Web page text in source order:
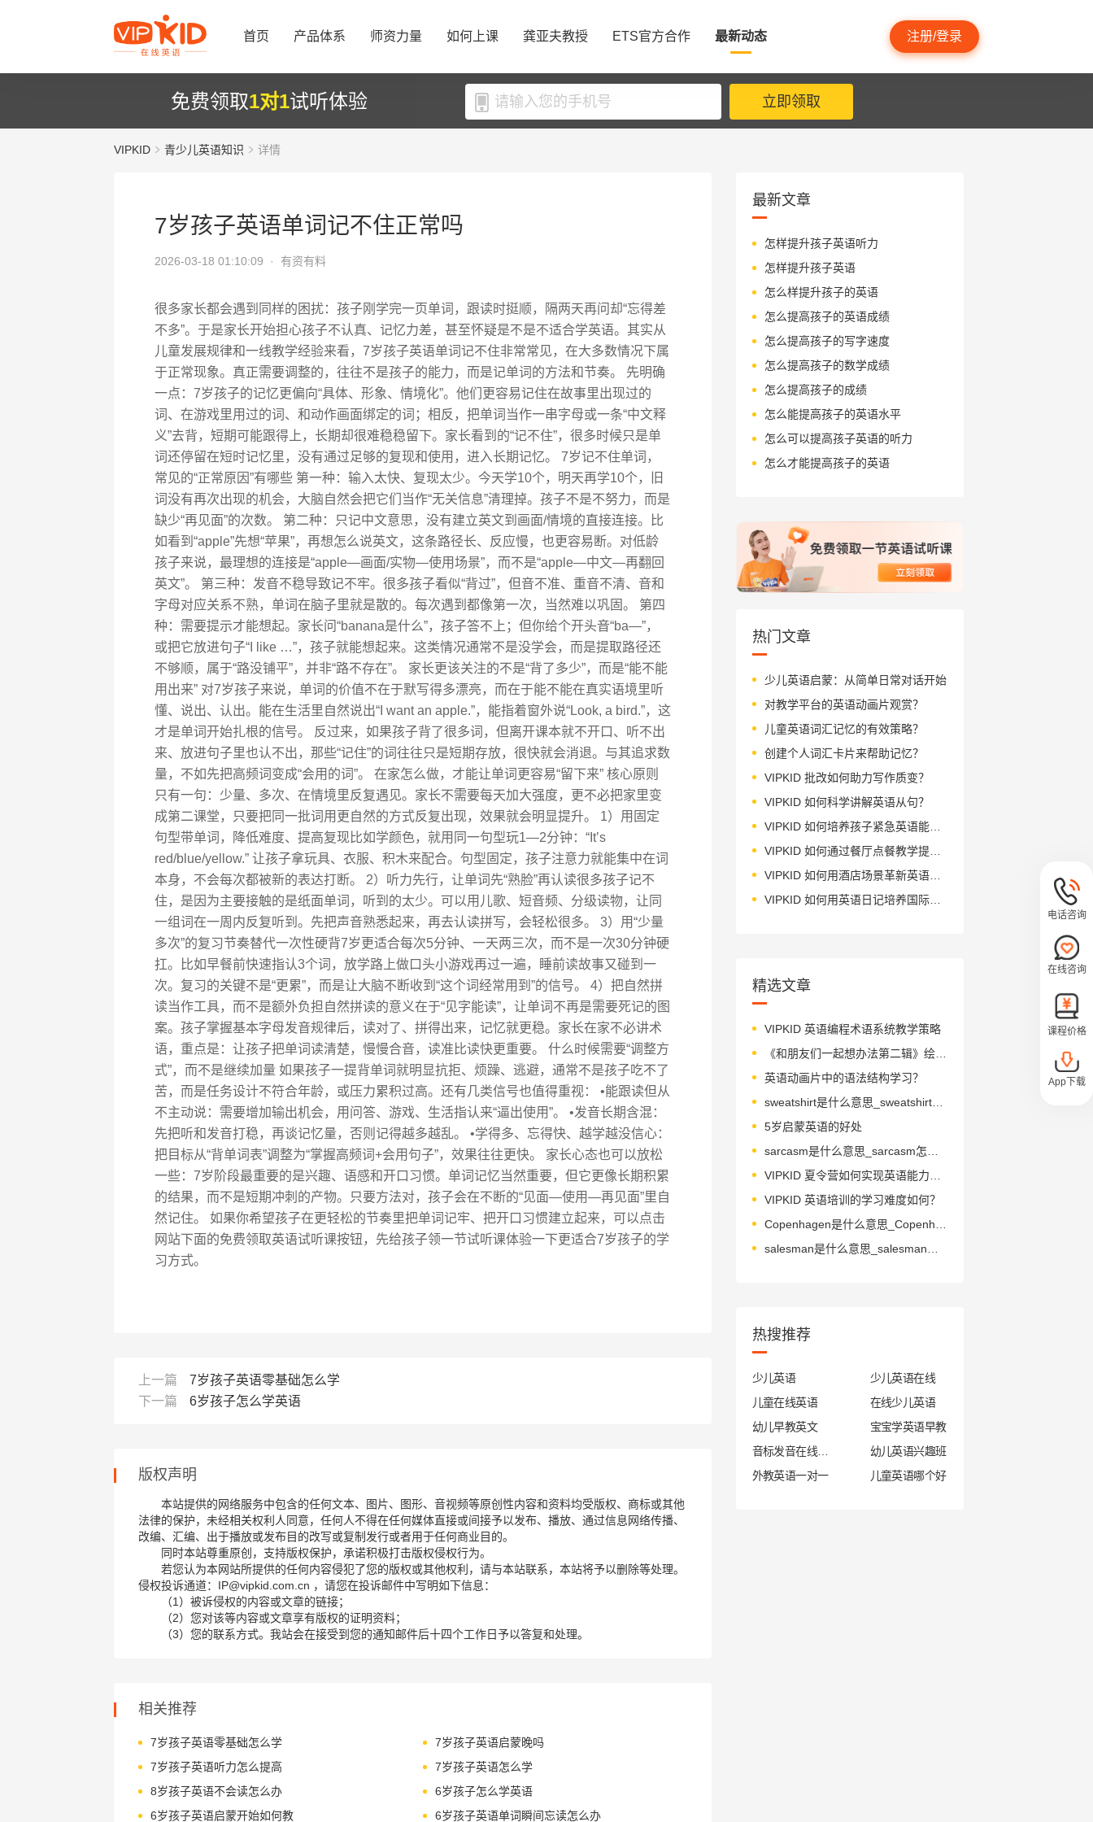
首页 产品体系 师资力量 如何上课 龚亚夫教授 ETS官方合作 最新动态 注册/登录
免费领取1对1试听体验 立即领取
VIPKID 青少儿英语知识 详情
7岁孩子英语单词记不住正常吗
2026-03-18 01:10:09 · 有资有料
很多家长都会遇到同样的困扰：孩子刚学完一页单词，跟读时挺顺，隔两天再问却“忘得差
不多”。于是家长开始担心孩子不认真、记忆力差，甚至怀疑是不是不适合学英语。其实从
儿童发展规律和一线教学经验来看，7岁孩子英语单词记不住非常常见，在大多数情况下属
于正常现象。真正需要调整的，往往不是孩子的能力，而是记单词的方法和节奏。 先明确
一点：7岁孩子的记忆更偏向“具体、形象、情境化”。他们更容易记住在故事里出现过的
词、在游戏里用过的词、和动作画面绑定的词；相反，把单词当作一串字母或一条“中文释
义”去背，短期可能跟得上，长期却很难稳稳留下。家长看到的“记不住”，很多时候只是单
词还停留在短时记忆里，没有通过足够的复现和使用，进入长期记忆。 7岁记不住单词，
常见的“正常原因”有哪些 第一种：输入太快、复现太少。今天学10个，明天再学10个，旧
词没有再次出现的机会，大脑自然会把它们当作“无关信息”清理掉。孩子不是不努力，而是
缺少“再见面”的次数。 第二种：只记中文意思，没有建立英文到画面/情境的直接连接。比
如看到“apple”先想“苹果”，再想怎么说英文，这条路径长、反应慢，也更容易断。对低龄
孩子来说，最理想的连接是“apple—画面/实物—使用场景”，而不是“apple—中文—再翻回
英文”。 第三种：发音不稳导致记不牢。很多孩子看似“背过”，但音不准、重音不清、音和
字母对应关系不熟，单词在脑子里就是散的。每次遇到都像第一次，当然难以巩固。 第四
种：需要提示才能想起。家长问“banana是什么”，孩子答不上；但你给个开头音“ba—”，
或把它放进句子“I like …”，孩子就能想起来。这类情况通常不是没学会，而是提取路径还
不够顺，属于“路没铺平”，并非“路不存在”。 家长更该关注的不是“背了多少”，而是“能不能
用出来” 对7岁孩子来说，单词的价值不在于默写得多漂亮，而在于能不能在真实语境里听
懂、说出、认出。能在生活里自然说出“I want an apple.”，能指着窗外说“Look, a bird.”，这
才是单词开始扎根的信号。 反过来，如果孩子背了很多词，但离开课本就不开口、听不出
来、放进句子里也认不出，那些“记住”的词往往只是短期存放，很快就会消退。与其追求数
量，不如先把高频词变成“会用的词”。 在家怎么做，才能让单词更容易“留下来” 核心原则
只有一句：少量、多次、在情境里反复遇见。家长不需要每天加大强度，更不必把家里变
成第二课堂，只要把同一批词用更自然的方式反复出现，效果就会明显提升。 1）用固定
句型带单词，降低难度、提高复现比如学颜色，就用同一句型玩1—2分钟：“It’s
red/blue/yellow.” 让孩子拿玩具、衣服、积木来配合。句型固定，孩子注意力就能集中在词
本身，不会每次都被新的表达打断。 2）听力先行，让单词先“熟脸”再认读很多孩子记不
住，是因为主要接触的是纸面单词，听到的太少。可以用儿歌、短音频、分级读物，让同
一组词在一周内反复听到。先把声音熟悉起来，再去认读拼写，会轻松很多。 3）用“少量
多次”的复习节奏替代一次性硬背7岁更适合每次5分钟、一天两三次，而不是一次30分钟硬
扛。比如早餐前快速指认3个词，放学路上做口头小游戏再过一遍，睡前读故事又碰到一
次。复习的关键不是“更累”，而是让大脑不断收到“这个词经常用到”的信号。 4）把自然拼
读当作工具，而不是额外负担自然拼读的意义在于“见字能读”，让单词不再是需要死记的图
案。孩子掌握基本字母发音规律后，读对了、拼得出来，记忆就更稳。家长在家不必讲术
语，重点是：让孩子把单词读清楚，慢慢合音，读准比读快更重要。 什么时候需要“调整方
式”，而不是继续加量 如果孩子一提背单词就明显抗拒、烦躁、逃避，通常不是孩子吃不了
苦，而是任务设计不符合年龄，或压力累积过高。还有几类信号也值得重视： •能跟读但从
不主动说：需要增加输出机会，用问答、游戏、生活指认来“逼出使用”。 •发音长期含混：
先把听和发音打稳，再谈记忆量，否则记得越多越乱。 •学得多、忘得快、越学越没信心：
把目标从“背单词表”调整为“掌握高频词+会用句子”，效果往往更快。 家长心态也可以放松
一些：7岁阶段最重要的是兴趣、语感和开口习惯。单词记忆当然重要，但它更像长期积累
的结果，而不是短期冲刺的产物。只要方法对，孩子会在不断的“见面—使用—再见面”里自
然记住。 如果你希望孩子在更轻松的节奏里把单词记牢、把开口习惯建立起来，可以点击
网站下面的免费领取英语试听课按钮，先给孩子领一节试听课体验一下更适合7岁孩子的学
习方式。
上一篇
7岁孩子英语零基础怎么学
下一篇
6岁孩子怎么学英语
版权声明
本站提供的网络服务中包含的任何文本、图片、图形、音视频等原创性内容和资料均受版权、商标或其他
法律的保护，未经相关权利人同意，任何人不得在任何媒体直接或间接予以发布、播放、通过信息网络传播、
改编、汇编、出于播放或发布目的改写或复制发行或者用于任何商业目的。
同时本站尊重原创，支持版权保护，承诺积极打击版权侵权行为。
若您认为本网站所提供的任何内容侵犯了您的版权或其他权利，请与本站联系，本站将予以删除等处理。
侵权投诉通道：IP@vipkid.com.cn ，请您在投诉邮件中写明如下信息：
（1）被诉侵权的内容或文章的链接；
（2）您对该等内容或文章享有版权的证明资料；
（3）您的联系方式。我站会在接受到您的通知邮件后十四个工作日予以答复和处理。
相关推荐
7岁孩子英语零基础怎么学
7岁孩子英语启蒙晚吗
7岁孩子英语听力怎么提高
7岁孩子英语怎么学
8岁孩子英语不会读怎么办
6岁孩子怎么学英语
6岁孩子英语启蒙开始如何教
6岁孩子英语单词瞬间忘读怎么办
最新文章
怎样提升孩子英语听力
怎样提升孩子英语
怎么样提升孩子的英语
怎么提高孩子的英语成绩
怎么提高孩子的写字速度
怎么提高孩子的数学成绩
怎么提高孩子的成绩
怎么能提高孩子的英语水平
怎么可以提高孩子英语的听力
怎么才能提高孩子的英语
热门文章
少儿英语启蒙：从简单日常对话开始
对教学平台的英语动画片观赏？
儿童英语词汇记忆的有效策略？
创建个人词汇卡片来帮助记忆？
VIPKID 批改如何助力写作质变？
VIPKID 如何科学讲解英语从句？
VIPKID 如何培养孩子紧急英语能力？
VIPKID 如何通过餐厅点餐教学提升少儿英语应用能力？
VIPKID 如何用酒店场景革新英语教学？
VIPKID 如何用英语日记培养国际化人才？
精选文章
VIPKID 英语编程术语系统教学策略
《和朋友们一起想办法第二辑》绘本简介
英语动画片中的语法结构学习？
sweatshirt是什么意思_sweatshirt怎么读_音标ˈswetʃɜ-t
5岁启蒙英语的好处
VIPKID 英语培训的学习难度如何？
热搜推荐
少儿英语
少儿英语在线
儿童在线英语
在线少儿英语
幼儿早教英文
宝宝学英语早教
幼儿英语兴趣班
外教英语一对一
儿童英语哪个好
电话咨询
在线咨询
课程价格
App下载